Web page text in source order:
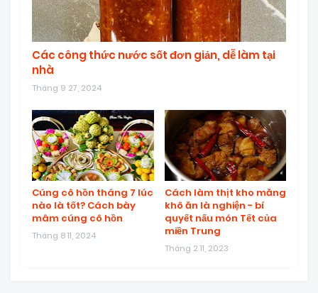
Các công thức nước sốt đơn giản, dễ làm tại
nhà
Tháng 9 27, 2024
Cúng cô hồn tháng 7 lúc
nào là tốt? Cách bày
mâm cúng cô hồn
Tháng 8 11, 2024
Cách làm thịt kho măng
khô ăn là nghiện - bí
quyết nấu món Tết của
miền Trung
Tháng 2 11, 2023